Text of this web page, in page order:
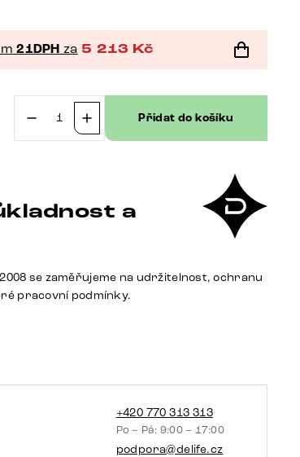
21DPH za 5 213 Kč
materiálová
béžová
široká
Přidat do košíku
a
se zaměřujeme na udržitelnost, ochranu
pracovní podmínky.
+420 770 313 313
Po – Pá: 9:00 – 17:00
podpora@delife.cz